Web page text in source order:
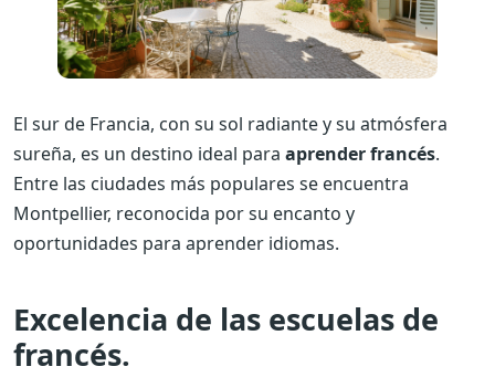
El sur de Francia, con su sol radiante y su atmósfera
sureña, es un destino ideal para aprender francés.
Entre las ciudades más populares se encuentra
Montpellier, reconocida por su encanto y
oportunidades para aprender idiomas.
Excelencia de las escuelas de
francés.